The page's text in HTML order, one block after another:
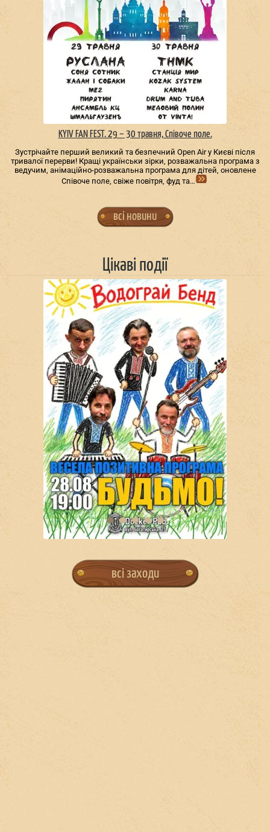
KYIV FAN FEST. 29 – 30 травня, Співоче поле.
Зустрічайте перший великий та безпечний Open Air у Києві після
тривалої перерви! Кращі українськи зірки, розважальна програма з
ведучим, анімаційно-розважальна програма для дітей, оновлене
Співоче поле, свіже повітря, фуд та…
всі новини
Цікаві події
всі заходи